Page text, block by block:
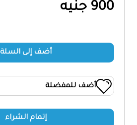
900 جنيه
أضف إلى السلة
أضف للمفضلة
إتمام الشراء